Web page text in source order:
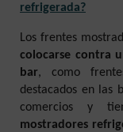
refrigerada?
Los frentes
colocarse contra
bar, como
destacados en las
comercios y
mostradores